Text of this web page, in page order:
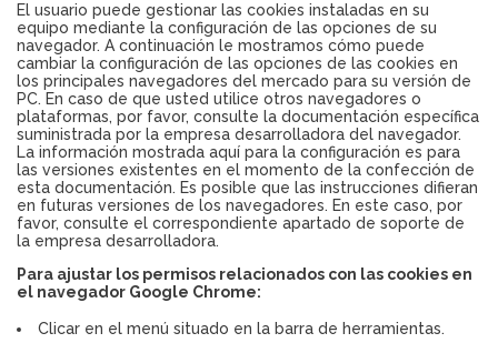
El usuario puede gestionar las cookies instaladas en su
equipo mediante la configuración de las opciones de su
navegador. A continuación le mostramos cómo puede
cambiar la configuración de las opciones de las cookies en
los principales navegadores del mercado para su versión de
PC. En caso de que usted utilice otros navegadores o
plataformas, por favor, consulte la documentación específica
suministrada por la empresa desarrolladora del navegador.
La información mostrada aquí para la configuración es para
las versiones existentes en el momento de la confección de
esta documentación. Es posible que las instrucciones difieran
en futuras versiones de los navegadores. En este caso, por
favor, consulte el correspondiente apartado de soporte de
la empresa desarrolladora.
Para ajustar los permisos relacionados con las cookies en
el navegador Google Chrome:
Clicar en el menú situado en la barra de herramientas.